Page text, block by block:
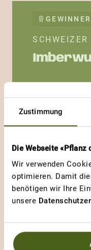
Zustimmung
Die Webseite «Pflanz
Wir verwenden
optimieren. Damit
benötigen wir Ihre
unsere